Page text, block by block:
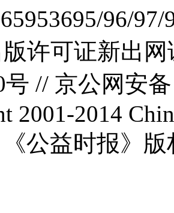
96/
许可证新出
号 // 京公网安
2001-2014
《公益时报》